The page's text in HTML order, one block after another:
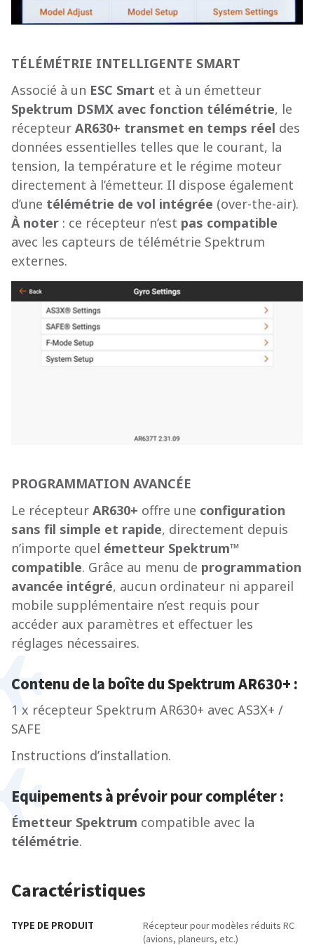
TÉLÉMÉTRIE INTELLIGENTE SMART
Associé à un ESC Smart et à un émetteur
Spektrum DSMX avec fonction télémétrie, le
récepteur AR630+ transmet en temps réel des
données essentielles telles que le courant, la
tension, la température et le régime moteur
directement à l’émetteur. Il dispose également
d’une télémétrie de vol intégrée (over-the-air).
À noter : ce récepteur n’est pas compatible
avec les capteurs de télémétrie Spektrum
externes.
PROGRAMMATION AVANCÉE
Le récepteur AR630+ offre une configuration
sans fil simple et rapide, directement depuis
n’importe quel émetteur Spektrum™
compatible. Grâce au menu de programmation
avancée intégré, aucun ordinateur ni appareil
mobile supplémentaire n’est requis pour
accéder aux paramètres et effectuer les
réglages nécessaires.
Contenu de la boîte du Spektrum AR630+ :
1 x récepteur Spektrum AR630+ avec AS3X+ /
SAFE
Instructions d’installation.
Equipements à prévoir pour compléter :
Émetteur Spektrum compatible avec la
télémétrie.
Caractéristiques
TYPE DE PRODUIT
Récepteur pour modèles réduits RC
(avions, planeurs, etc.)